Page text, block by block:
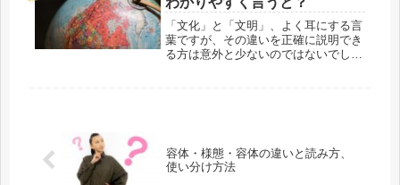
ですよ...
「文化」と「文明」、よく耳にする言
葉ですが、その違いを正確に説明でき
る方は意外と少ないのではないでしょ
容体・様態・容体の違いと読み方、
使い分け方法